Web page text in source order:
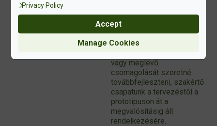
megfeleljenek a jövő
elvárásainak.
Amennyiben új termék
vagy meglévő
csomagolását szeretné
továbbfejleszteni, szakértő
csapatunk a tervezéstől a
prototípuson át a
megvalósításig áll
rendelkezésére.
Privacy Policy
Manage Cookies
Accept